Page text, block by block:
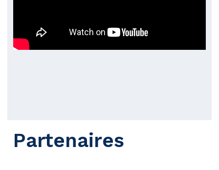
Partenaires